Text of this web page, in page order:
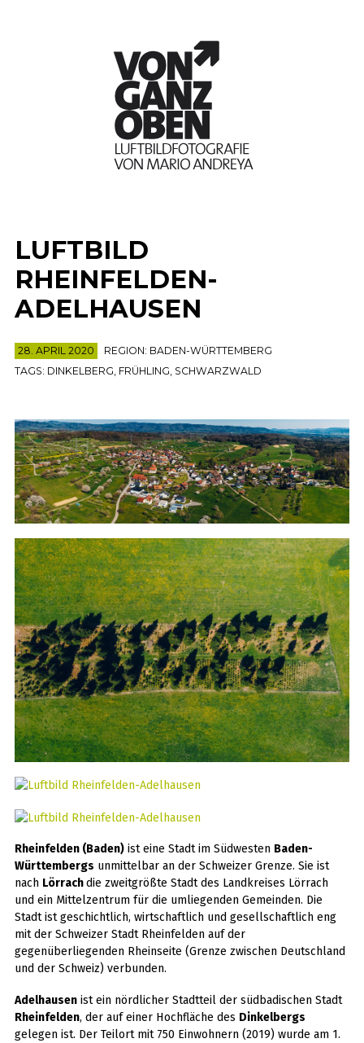
LUFTBILD
RHEINFELDEN-
ADELHAUSEN
28. APRIL 2020 REGION: BADEN-WÜRTTEMBERG
TAGS: DINKELBERG, FRÜHLING, SCHWARZWALD
Rheinfelden (Baden)ist eine Stadt im Südwesten Baden-
Württembergs unmittelbar an der Schweizer Grenze. Sie ist
nach Lörrachdie zweitgrößte Stadt des Landkreises Lörrach
und ein Mittelzentrum für die umliegenden Gemeinden. Die
Stadt ist geschichtlich, wirtschaftlich und gesellschaftlich eng
mit der Schweizer Stadt Rheinfelden auf der
gegenüberliegenden Rheinseite (Grenze zwischen Deutschland
und der Schweiz) verbunden.
Adelhausenist ein nördlicher Stadtteil der südbadischen Stadt
Rheinfelden, der auf einer Hochfläche des Dinkelbergs
gelegen ist. Der Teilort mit 750 Einwohnern (2019) wurde am 1.